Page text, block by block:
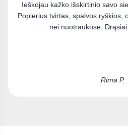
Užsisakiau paveikslą ant
pirkiniu. Puikiai įsilieja į
Kristina D.